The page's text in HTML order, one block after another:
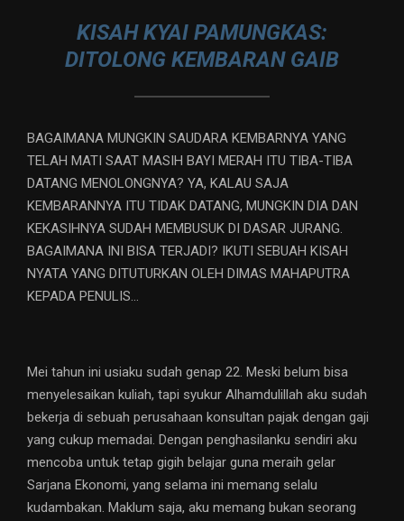
KISAH KYAI PAMUNGKAS:
DITOLONG KEMBARAN GAIB
BAGAIMANA MUNGKIN SAUDARA KEMBARNYA YANG
TELAH MATI SAAT MASIH BAYI MERAH ITU TIBA-TIBA
DATANG MENOLONGNYA? YA, KALAU SAJA
KEMBARANNYA ITU TIDAK DATANG, MUNGKIN DIA DAN
KEKASIHNYA SUDAH MEMBUSUK DI DASAR JURANG.
BAGAIMANA INI BISA TERJADI? IKUTI SEBUAH KISAH
NYATA YANG DITUTURKAN OLEH DIMAS MAHAPUTRA
KEPADA PENULIS…
Mei tahun ini usiaku sudah genap 22. Meski belum bisa
menyelesaikan kuliah, tapi syukur Alhamdulillah aku sudah
bekerja di sebuah perusahaan konsultan pajak dengan gaji
yang cukup memadai. Dengan penghasilanku sendiri aku
mencoba untuk tetap gigih belajar guna meraih gelar
Sarjana Ekonomi, yang selama ini memang selalu
kudambakan. Maklum saja, aku memang bukan seorang